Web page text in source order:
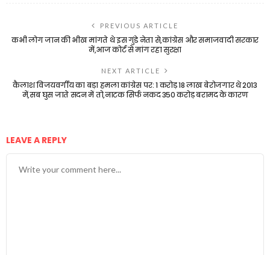
PREVIOUS ARTICLE
कभी लोग जान की भीख मांगते थे इस गुंडे नेता से,कांग्रेस और समाजवादी सरकार
में,आज कोर्ट से मांग रहा सुरक्षा
NEXT ARTICLE
कैलाश विजयवर्गीय का बड़ा हमला कांग्रेस पर: 1 करोड़ 18 लाख बेरोजगार थे 2013
में,सब घुस जाते सदन में तो,नाटक सिर्फ नकद 350 करोड़ बरामद के कारण
LEAVE A REPLY